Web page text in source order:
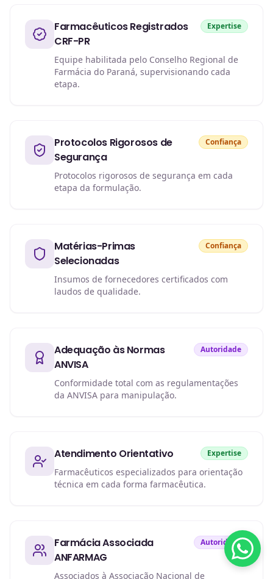
Farmacêuticos Registrados
CRF-PR
Expertise
Equipe habilitada pelo Conselho Regional de
Farmácia do Paraná, supervisionando cada
etapa.
Protocolos Rigorosos de
Segurança
Confiança
Protocolos rigorosos de segurança em cada
etapa da formulação.
Matérias-Primas
Selecionadas
Confiança
Insumos de fornecedores certificados com
laudos de qualidade.
Adequação às Normas
ANVISA
Autoridade
Conformidade total com as regulamentações
da ANVISA para manipulação.
Atendimento Orientativo Expertise
Farmacêuticos especializados para orientação
técnica em cada forma farmacêutica.
Farmácia Associada
ANFARMAG
Autoridade
Associados à Associação Nacional de